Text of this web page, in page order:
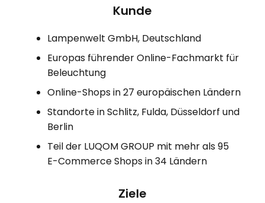
Kunde
Lampenwelt GmbH, Deutschland
Europas führender Online-Fachmarkt für
Beleuchtung
Online-Shops in 27 europäischen Ländern
Standorte in Schlitz, Fulda, Düsseldorf und
Berlin
Teil der LUQOM GROUP mit mehr als 95
E-Commerce Shops in 34 Ländern
Ziele